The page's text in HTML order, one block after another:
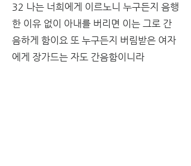
32 나는 너희에게 이르노니 누구든지 음행
한 이유 없이 아내를 버리면 이는 그로 간
음하게 함이요 또 누구든지 버림받은 여자
에게 장가드는 자도 간음함이니라